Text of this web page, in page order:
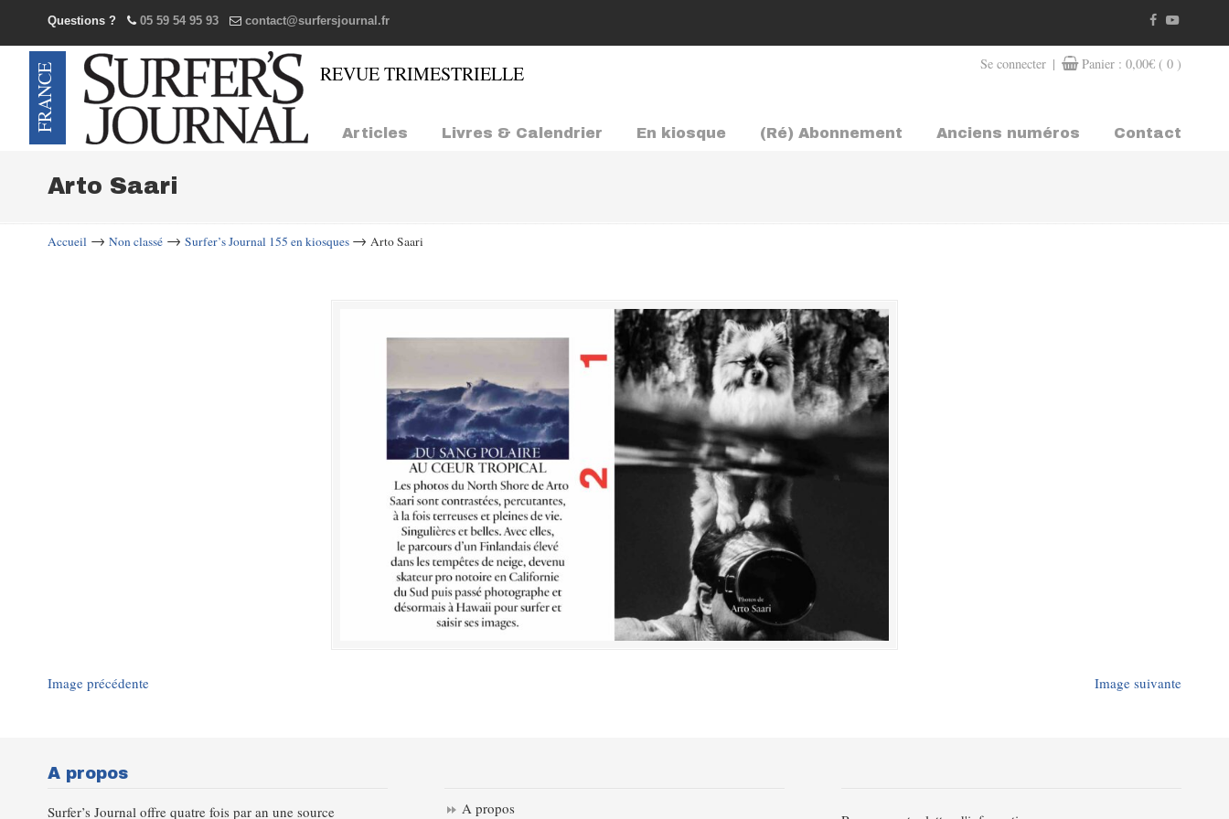
Questions ? 05 59 54 95 93 contact@surfersjournal.fr
Se connecter | Panier : 0,00€ ( 0 )
Articles Livres & Calendrier En kiosque (Ré) Abonnement Anciens numéros Contact
Navigation
Arto Saari
Accueil → Non classé → Surfer’s Journal 155 en kiosques → Arto Saari
Image précédente Image suivante
A propos
Surfer’s Journal offre quatre fois par an une source A propos